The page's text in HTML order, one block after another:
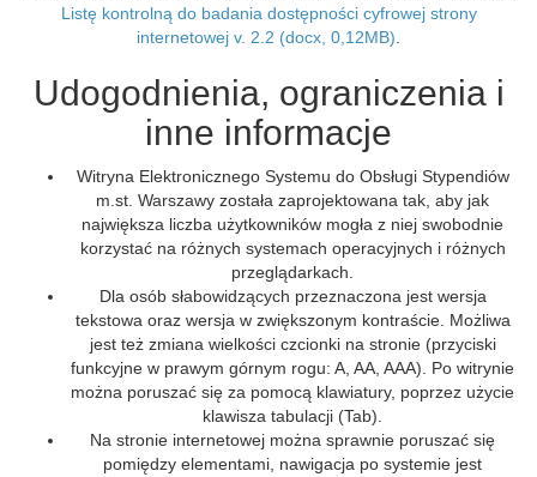
Listę kontrolną do badania dostępności cyfrowej strony
internetowej v. 2.2 (docx, 0,12MB)
Udogodnienia, ograniczenia i
inne informacje
Witryna Elektronicznego Systemu do Obsługi Stypendiów
m.st. Warszawy została zaprojektowana tak, aby jak
największa liczba użytkowników mogła z niej swobodnie
korzystać na różnych systemach operacyjnych i różnych
przeglądarkach.
Dla osób słabowidzących przeznaczona jest wersja
tekstowa oraz wersja w zwiększonym kontraście. Możliwa
jest też zmiana wielkości czcionki na stronie (przyciski
funkcyjne w prawym górnym rogu: A, AA, AAA). Po witrynie
można poruszać się za pomocą klawiatury, poprzez użycie
klawisza tabulacji (Tab).
Na stronie internetowej można sprawnie poruszać się
pomiędzy elementami, nawigacja po systemie jest